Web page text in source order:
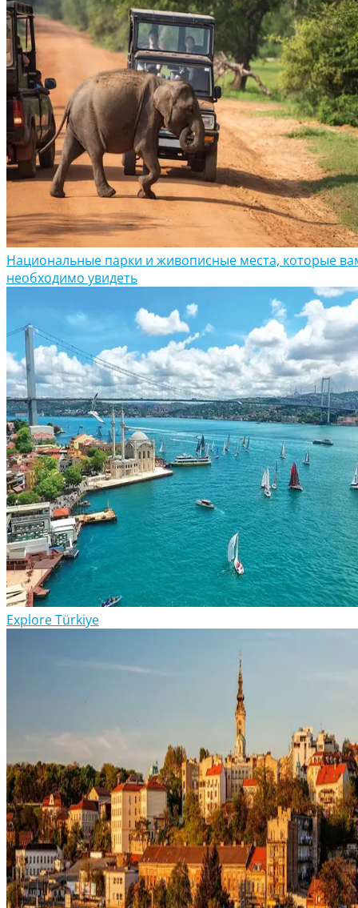
Национальные парки и живописные места, которые
необходимо увидеть
Explore Türkiye